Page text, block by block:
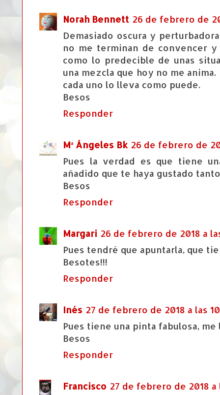
Norah Bennett 26 de febrero de
Demasiado oscura y
no me terminan de convencer
como lo predecible de unas
una mezcla que hoy no me
cada uno lo lleva como puede.
Besos
Responder
Mª Ángeles Bk 26 de febrero de
Pues la verdad es que tiene
añadido que te haya gustado
Besos
Responder
Margari 26 de febrero de 2018 a
Pues tendré que apuntarla, que
Besotes!!!
Responder
Inés 27 de febrero de 2018 a las
Pues tiene una pinta fabulosa, me
Besos
Responder
Francisco 27 de febrero de 2018 a